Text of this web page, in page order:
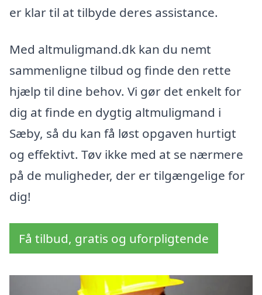
er klar til at tilbyde deres assistance.
Med altmuligmand.dk kan du nemt
sammenligne tilbud og finde den rette
hjælp til dine behov. Vi gør det enkelt for
dig at finde en dygtig altmuligmand i
Sæby, så du kan få løst opgaven hurtigt
og effektivt. Tøv ikke med at se nærmere
på de muligheder, der er tilgængelige for
dig!
Få tilbud, gratis og uforpligtende